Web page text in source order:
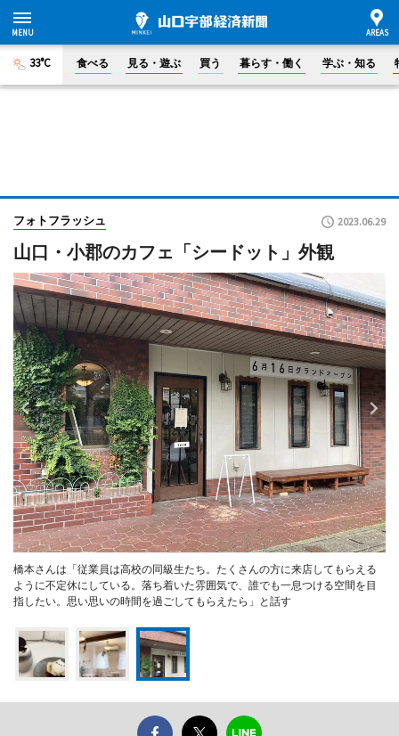
33°C 食べる 見る・遊ぶ 買う 暮らす・働く 学ぶ・知る
フォトフラッシュ 2023.06.29
山口・小郡のカフェ「シードット」外観
橋本さんは「従業員は高校の同級生たち。たくさんの方に来店してもらえる
ように不定休にしている。落ち着いた雰囲気で、誰でも一息つける空間を目
指したい。思い思いの時間を過ごしてもらえたら」と話す